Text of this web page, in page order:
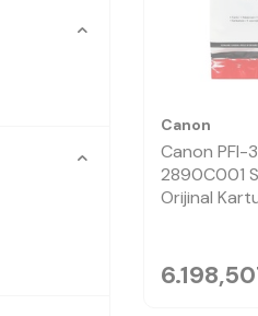
Canon
Canon PFI-
2890C001
Orijinal
6.198,50